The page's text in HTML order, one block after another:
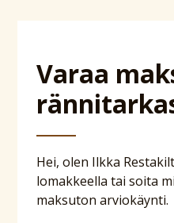
Varaa
Hei, olen Ilkka
lomakkeella tai soita
maksuton arviokäynti.